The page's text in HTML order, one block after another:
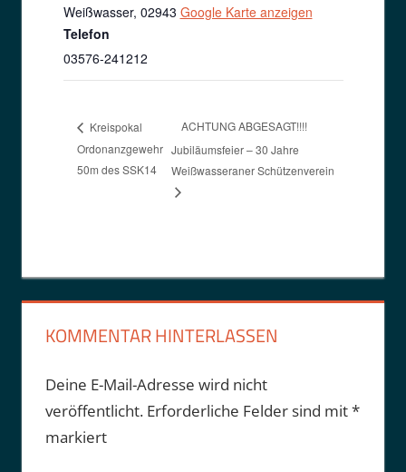
Weißwasser, 02943 Google Karte anzeigen
Telefon
03576-241212
Kreispokal
Ordonanzgewehr
50m des SSK14
ACHTUNG ABGESAGT!!!!
Jubiläumsfeier – 30 Jahre
Weißwasseraner Schützenverein
KOMMENTAR HINTERLASSEN
Deine E-Mail-Adresse wird nicht
veröffentlicht. Erforderliche Felder sind mit*
markiert